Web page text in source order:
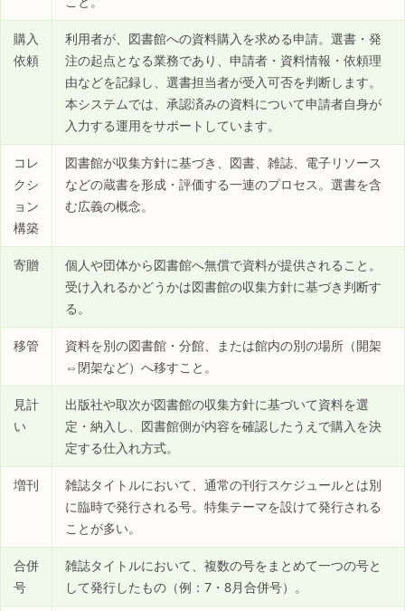
購入
依頼
利用者が、図書館への資料購入を求める申請。選書・発
注の起点となる業務であり、申請者・資料情報・依頼理
由などを記録し、選書担当者が受入可否を判断します。
本システムでは、承認済みの資料について申請者自身が
入力する運用をサポートしています。
コレ
クシ
ョン
構築
図書館が収集方針に基づき、図書、雑誌、電子リソース
などの蔵書を形成・評価する一連のプロセス。選書を含
む広義の概念。
寄贈
個人や団体から図書館へ無償で資料が提供されること。
受け入れるかどうかは図書館の収集方針に基づき判断す
る。
移管
資料を別の図書館・分館、または館内の別の場所（開架
⇔閉架など）へ移すこと。
見計
い
出版社や取次が図書館の収集方針に基づいて資料を選
定・納入し、図書館側が内容を確認したうえで購入を決
定する仕入れ方式。
増刊
雑誌タイトルにおいて、通常の刊行スケジュールとは別
に臨時で発行される号。特集テーマを設けて発行される
ことが多い。
合併
号
雑誌タイトルにおいて、複数の号をまとめて一つの号と
して発行したもの（例：7・8月合併号）。